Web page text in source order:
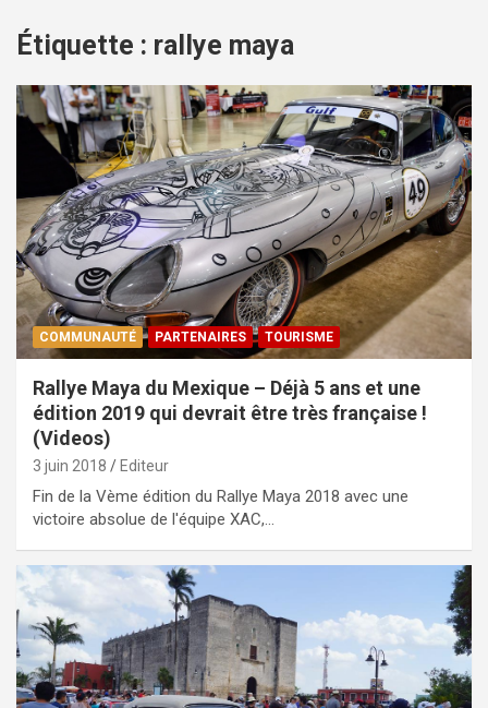
Étiquette : rallye maya
COMMUNAUTÉ PARTENAIRES TOURISME
Rallye Maya du Mexique – Déjà 5 ans et une
édition 2019 qui devrait être très française !
(Videos)
3 juin 2018 Editeur
Fin de la Vème édition du Rallye Maya 2018 avec une
victoire absolue de l'équipe XAC,…